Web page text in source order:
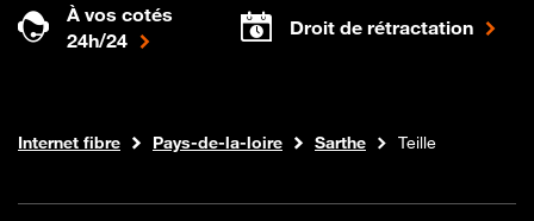
À vos cotés
24h/24
Droit de rétractation
Boutique Orange
Internet fibre Pays-de-la-loire Sarthe Teille